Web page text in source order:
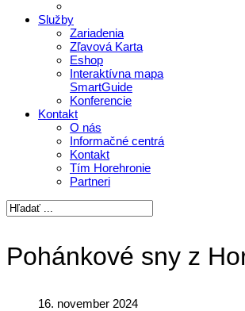
Služby
Zariadenia
Zľavová Karta
Eshop
Interaktívna mapa
SmartGuide
Konferencie
Kontakt
O nás
Informačné centrá
Kontakt
Tím Horehronie
Partneri
Pohánkové sny z
16. november 2024